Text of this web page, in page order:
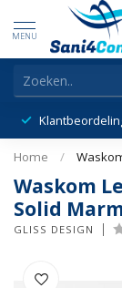
MENU
Home /
Waskom
Solid
GLISS DESIGN